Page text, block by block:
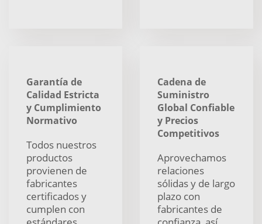
Garantía de
Calidad Estricta
y Cumplimiento
Normativo
Todos nuestros
productos
provienen de
fabricantes
certificados y
cumplen con
Cadena de
Suministro
Global Confiable
y Precios
Competitivos
Aprovechamos
relaciones
sólidas y de largo
plazo con
fabricantes de